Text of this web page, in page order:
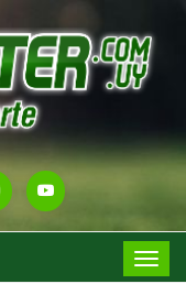
Toggle